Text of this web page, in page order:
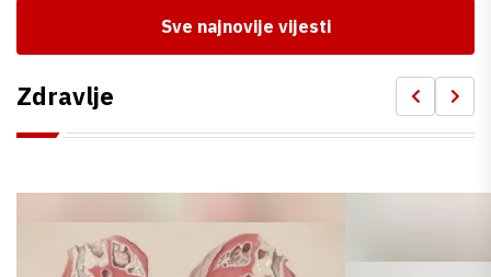
Sve najnovije vijesti
Zdravlje